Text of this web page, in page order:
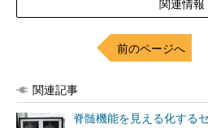
関連情報
前のページへ
関連記事
脊髄機能を見える化する